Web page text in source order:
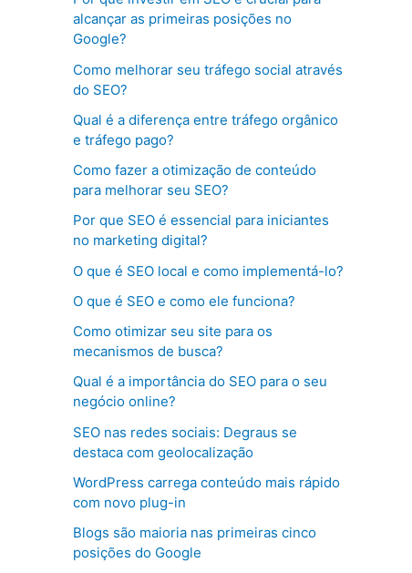
alcançar as primeiras posições no
Google?
Como melhorar seu tráfego social através
do SEO?
Qual é a diferença entre tráfego orgânico
e tráfego pago?
Como fazer a otimização de conteúdo
para melhorar seu SEO?
Por que SEO é essencial para iniciantes
no marketing digital?
O que é SEO local e como implementá-lo?
O que é SEO e como ele funciona?
Como otimizar seu site para os
mecanismos de busca?
Qual é a importância do SEO para o seu
negócio online?
SEO nas redes sociais: Degraus se
destaca com geolocalização
WordPress carrega conteúdo mais rápido
com novo plug-in
Blogs são maioria nas primeiras cinco
posições do Google